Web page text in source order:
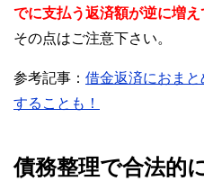
でに支払う返済額が逆に増
その点はご注意下さい。
参考記事： 借金返済におま
することも！
債務整理で合法的